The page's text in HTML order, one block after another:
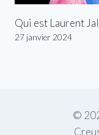
Qui est Laurent
27 janvier 2024
©